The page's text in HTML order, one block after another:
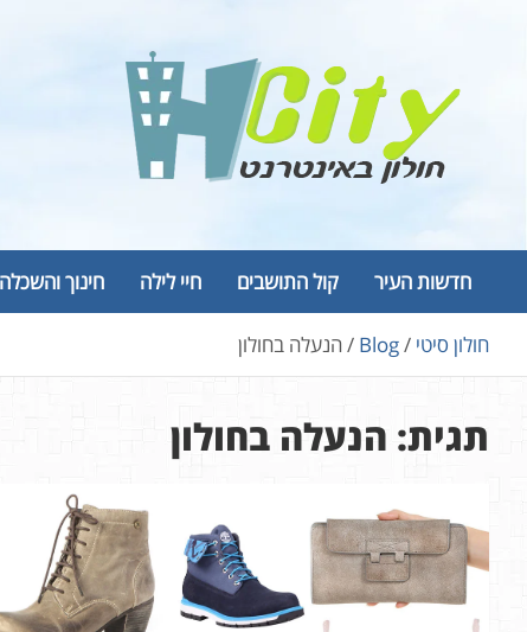
חדשות העיר קול התושבים חיי לילה חינוך והשכלה
חולון סיטי Blog הנעלה בחולון
תגית: הנעלה בחולון